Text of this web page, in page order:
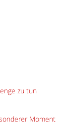
zu tun
Moment